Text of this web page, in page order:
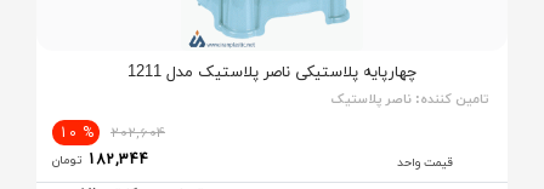
چهارپایه پلاستیکی ناصر پلاستیک مدل 1211
تامین کننده: ناصر پلاستیک
قیمت واحد
202,604
% 10
182,344 تومان